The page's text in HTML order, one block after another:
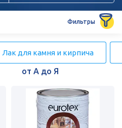
Фильтры
Лак для камня и кирпича